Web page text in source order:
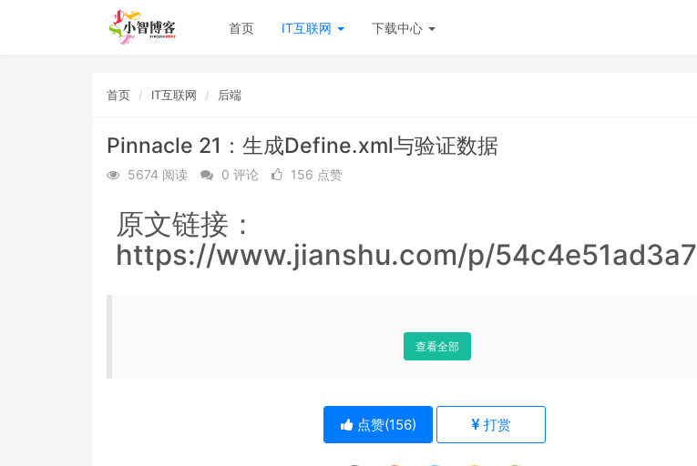
首页 IT互联网 下载中心
首页 IT互联网 后端
Pinnacle 21：生成Define.xml与验证数据
5674 阅读 0 评论 156 点赞
原文链接：
https://www.jianshu.com/p/54c4e51ad3a7
查看全部
点赞(156) 打赏